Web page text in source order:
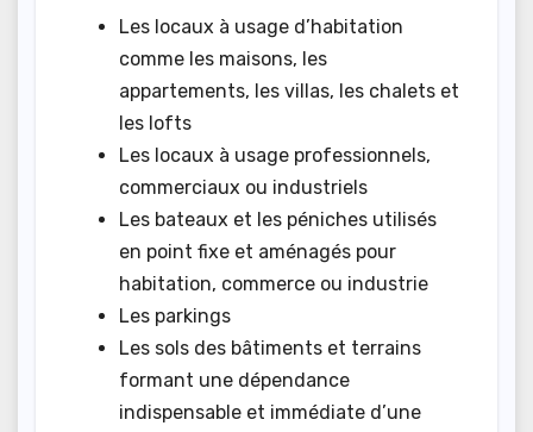
Les locaux à usage d’habitation
comme les maisons, les
appartements, les villas, les chalets et
les lofts
Les locaux à usage professionnels,
commerciaux ou industriels
Les bateaux et les péniches utilisés
en point fixe et aménagés pour
habitation, commerce ou industrie
Les parkings
Les sols des bâtiments et terrains
formant une dépendance
indispensable et immédiate d’une